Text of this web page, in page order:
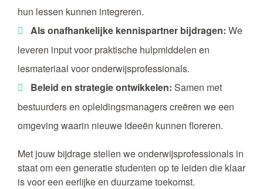
hun lessen kunnen integreren.
Als onafhankelijke kennispartner bijdragen: We
leveren input voor praktische hulpmiddelen en
lesmateriaal voor onderwijsprofessionals.
Beleid en strategie ontwikkelen: Samen met
bestuurders en opleidingsmanagers creëren we een
omgeving waarin nieuwe ideeën kunnen floreren.
Met jouw bijdrage stellen we onderwijsprofessionals in
staat om een generatie studenten op te leiden die klaar
is voor een eerlijke en duurzame toekomst.